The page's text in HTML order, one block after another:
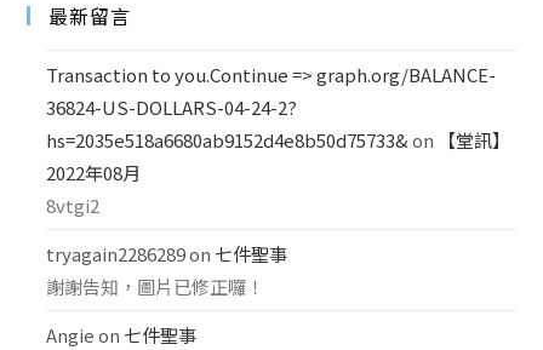
最新留言
Transaction to you.Continue => graph.org/BALANCE-
36824-US-DOLLARS-04-24-2?
hs=2035e518a6680ab9152d4e8b50d75733& on
【堂訊】
2022年08月
8vtgi2
tryagain2286289on 七件聖事
謝謝告知，圖片已修正囉！
Angie on 七件聖事